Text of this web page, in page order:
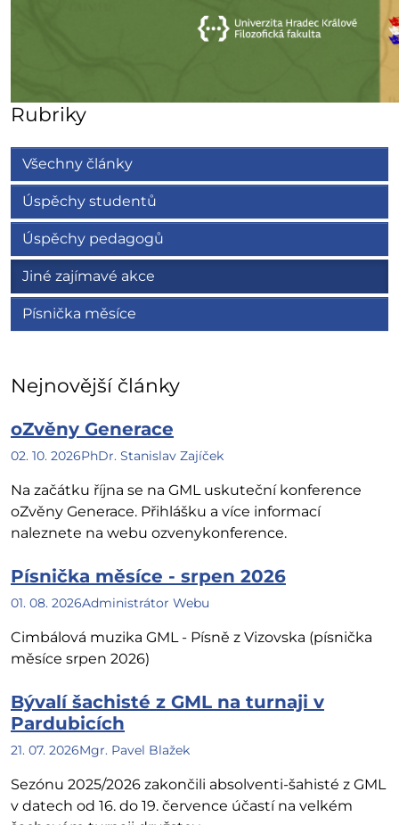
Rubriky
Všechny články
Úspěchy studentů
Úspěchy pedagogů
Jiné zajímavé akce
Písnička měsíce
Nejnovější články
oZvěny Generace
02. 10. 2026PhDr. Stanislav Zajíček
Na začátku října se na GML uskuteční konference
oZvěny Generace. Přihlášku a více informací
naleznete na webu ozvenykonference.
Písnička měsíce - srpen 2026
01. 08. 2026Administrátor Webu
Cimbálová muzika GML - Písně z Vizovska (písnička
měsíce srpen 2026)
Bývalí šachisté z GML na turnaji v
Pardubicích
21. 07. 2026Mgr. Pavel Blažek
Sezónu 2025/2026 zakončili absolventi-šahisté z GML
v datech od 16. do 19. července účastí na velkém